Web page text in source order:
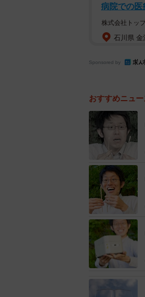
で大きな注目
カズヤ
— カ
割り箸を手で
のある人は多
真っ二つに割
カズヤシバタ
「便利だなー
「待ってる間
「ドンキで売
う時イラッと
病院での
株式会社トッ
石川県 金
Sponsored by
おすすめニュー